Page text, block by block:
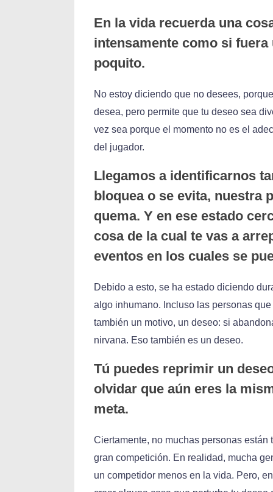
En la vida recuerda una
intensamente como si
poquito.
No estoy diciendo que no desees,
desea, pero permite que tu deseo sea
vez sea porque el momento no es el
del jugador.
Llegamos a identificarnos
bloquea o se evita, nuestra
quema. Y en ese estado
cosa de la cual te vas a
eventos en los cuales se
Debido a esto, se ha estado diciendo
algo inhumano. Incluso las personas
también un motivo, un deseo: si
nirvana. Eso también es un deseo.
Tú puedes reprimir un
olvidar que aún eres la
meta.
Ciertamente, no muchas personas
gran competición. En realidad, mucha
un competidor menos en la vida. Pero,